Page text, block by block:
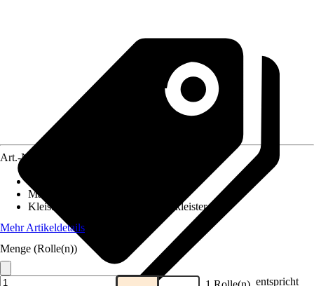
Art.-Nr.
Maße (BxH)
Kleisterempfehlung
Vliestapetenkleister
Mehr Artikeldetails
Menge (Rolle(n))
entspricht